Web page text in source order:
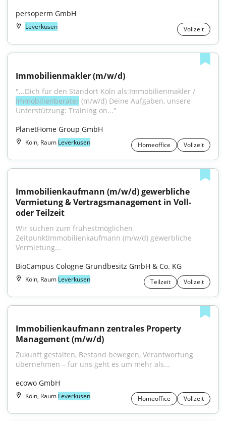
persoperm GmbH
Leverkusen Vollzeit
Immobilienmakler (m/w/d)
Immobilienberater (m/w/d) Deine Aufgaben, unsere
Unterstützung: Training on..."
PlanetHome Group GmbH
Köln, Raum Leverkusen Homeoffice Vollzeit
Immobilienkaufmann (m/w/d) gewerbliche
Vermietung & Vertragsmanagement in Voll-
oder Teilzeit
Wir suchen zum frühestmöglichen
ZeitpunktImmobilienkaufmann (m/w/d) gewerbliche
Vermietung...
BioCampus Cologne Grundbesitz GmbH & Co. KG
Köln, Raum Leverkusen Teilzeit Vollzeit
Immobilienkaufmann zentrales Property
Management (m/w/d)
Zukunft gestalten, Bestand bewegen, Verantwortung
übernehmen – für uns geht es um mehr als...
ecowo GmbH
Köln, Raum Leverkusen Homeoffice Vollzeit